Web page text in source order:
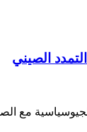
الصيني
مع